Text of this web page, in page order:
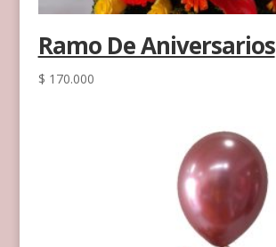
Ramo De Aniversarios
$ 170.000